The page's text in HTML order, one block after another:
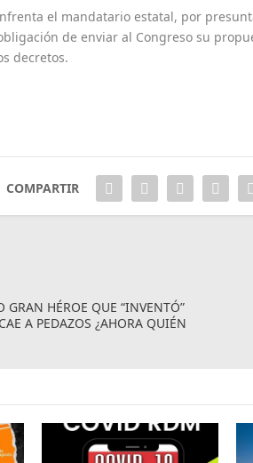
el mandatario estatal, por
de enviar al Congreso su
decretos.
COMPARTIR
GRAN HÉROE QUE “INVENTÓ”
A PEDAZOS ¿AHORA QUIÉN